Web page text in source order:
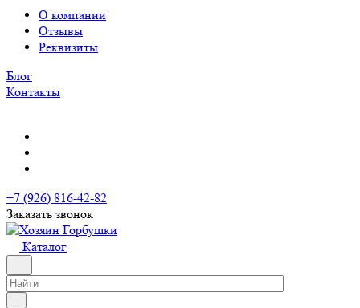
О компании
Отзывы
Реквизиты
Блог
Контакты
+7 (926) 816-42-82
Заказать звонок
Каталог